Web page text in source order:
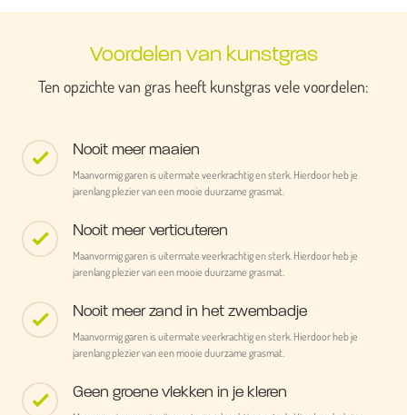
Voordelen van kunstgras
Ten opzichte van gras heeft kunstgras vele voordelen:
Nooit meer maaien
Maanvormig garen is uitermate veerkrachtig en sterk. Hierdoor heb je
jarenlang plezier van een mooie duurzame grasmat.
Nooit meer verticuteren
Maanvormig garen is uitermate veerkrachtig en sterk. Hierdoor heb je
jarenlang plezier van een mooie duurzame grasmat.
Nooit meer zand in het zwembadje
Maanvormig garen is uitermate veerkrachtig en sterk. Hierdoor heb je
jarenlang plezier van een mooie duurzame grasmat.
Geen groene vlekken in je kleren